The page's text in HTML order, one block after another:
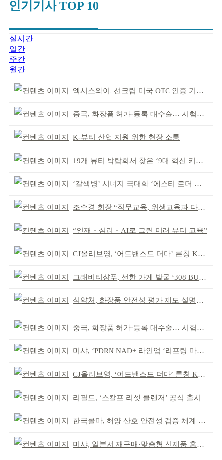
인기기사 TOP 10
실시간
일간
주간
월간
엑시스와이, 선크림 미국 OTC 인증 기념 이벤트
중국, 화장품 허가·등록 대수술… 시험자료 공용 허용
K-뷰티 산업 지원 위한 현장 소통
19개 뷰티 박람회서 찾은 ‘9대 혁신 키워드’
‘갈색병’ 시너지 극대화 ‘에스티 로더 스킨부스터’ 출시
조수경 회장 “직무교육, 위생교육과 다르다”
“인재‧심리‧AI로 그린 미래 뷰티 교육”
CJ올리브영, ‘어드밴스드 더마’ 론칭 K더마 육성 박차
그래비티샴푸, 선한 가게 발굴 ‘308 BUYCOTT’ 출범
식약처, 화장품 안전성 평가 제도 설명회 개최
중국, 화장품 허가·등록 대수술… 시험자료 공용 허용
미샤, ‘PDRN NAD+ 라인업 ‘리프팅 마스크’ 출시
CJ올리브영, ‘어드밴스드 더마’ 론칭 K더마 육성 박차
리필드, ‘스칼프 리셋 클렌저’ 공식 출시
한국콜마, 해양 산호 안전성 검증 체계 구축
미샤, 일본서 재구매·맞춤형 신제품 흥행 ‘쌍끌이’